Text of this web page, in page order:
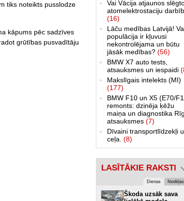
tiks noteikts pusslodze
kāpums pēc sadzīves
grūtības pusvadītāju
Vai Vācija atjaunos
atomelektrostaciju
(16)
Lāču medības Latvijā!
populācija ir kļuvusi
nekontrolējama un būtu
jāsāk medības? (56)
BMW X7 auto tests,
atsauksmes un iespaidi
Makslīgais intelekts (MI)
(177)
BMW F10 un X5 (E70/
remonts: dzinēja ķēžu
maiņa un diagnostika
atsauksmes (7)
Dīvaini transportlīdzekļi
ceļa. (8)
LASĪTĀKIE RAKSTI
Dienas Nedēļas
Škoda uzsāk sava